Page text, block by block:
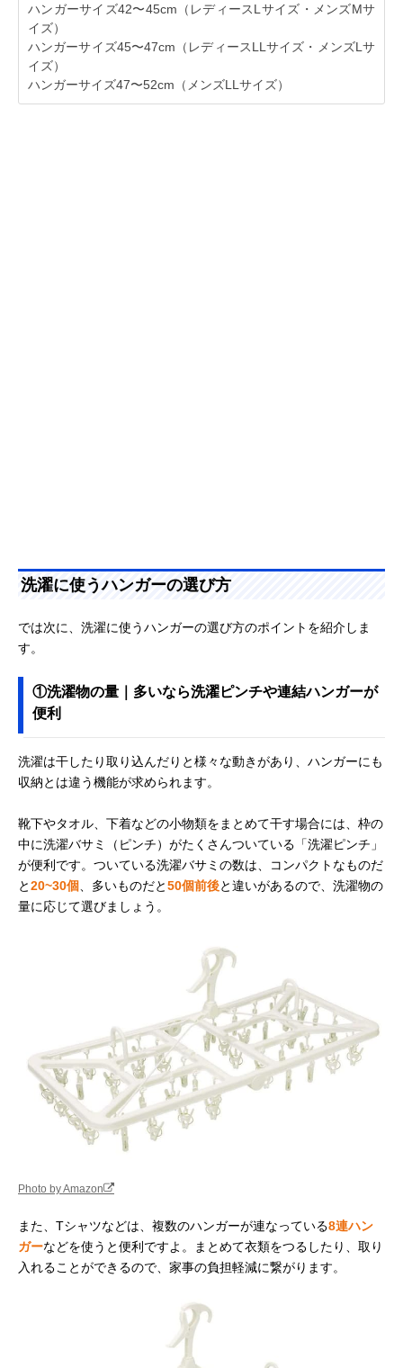
ハンガーサイズ42〜45cm（レディースLサイズ・メンズMサ
イズ）
ハンガーサイズ45〜47cm（レディースLLサイズ・メンズLサ
イズ）
ハンガーサイズ47〜52cm（メンズLLサイズ）
洗濯に使うハンガーの選び方
では次に、洗濯に使うハンガーの選び方のポイントを紹介しま
す。
①洗濯物の量｜多いなら洗濯ピンチや連結ハンガーが
便利
洗濯は干したり取り込んだりと様々な動きがあり、ハンガーにも
収納とは違う機能が求められます。
靴下やタオル、下着などの小物類をまとめて干す場合には、枠の
中に洗濯バサミ（ピンチ）がたくさんついている「洗濯ピンチ」
が便利です。ついている洗濯バサミの数は、コンパクトなものだ
と20~30個 、多いものだと50個前後と違いがあるので、洗濯物の
量に応じて選びましょう。
Photo by Amazon
また、Tシャツなどは、複数のハンガーが連なっている8連ハン
ガーなどを使うと便利ですよ。まとめて衣類をつるしたり、取り
入れることができるので、家事の負担軽減に繋がります。